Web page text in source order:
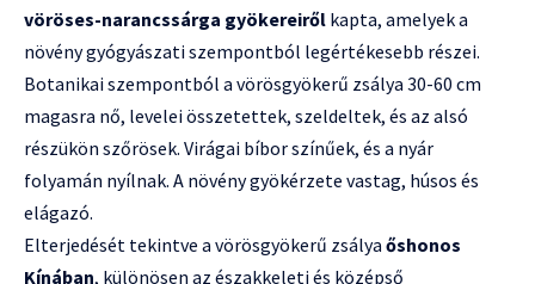
vöröses-narancssárga gyökereiről kapta, amelyek a
növény gyógyászati szempontból legértékesebb részei.
Botanikai szempontból a vörösgyökerű zsálya 30-60 cm
magasra nő, levelei összetettek, szeldeltek, és az alsó
részükön szőrösek. Virágai bíbor színűek, és a nyár
folyamán nyílnak. A növény gyökérzete vastag, húsos és
elágazó.
Elterjedését tekintve a vörösgyökerű zsálya őshonos
Kínában, különösen az északkeleti és középső